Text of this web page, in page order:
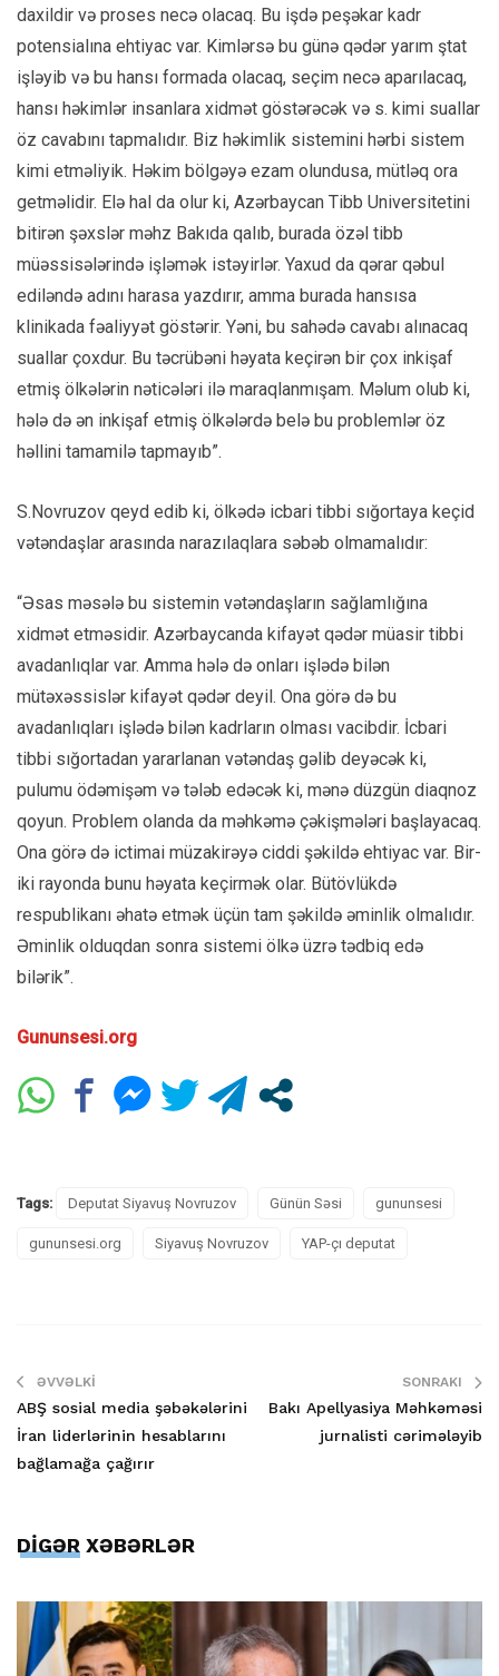
daxildir və proses necə olacaq. Bu işdə peşəkar kadr
potensialına ehtiyac var. Kimlərsə bu günə qədər yarım ştat
işləyib və bu hansı formada olacaq, seçim necə aparılacaq,
hansı həkimlər insanlara xidmət göstərəcək və s. kimi suallar
öz cavabını tapmalıdır. Biz həkimlik sistemini hərbi sistem
kimi etməliyik. Həkim bölgəyə ezam olundusa, mütləq ora
getməlidir. Elə hal da olur ki, Azərbaycan Tibb Universitetini
bitirən şəxslər məhz Bakıda qalıb, burada özəl tibb
müəssisələrində işləmək istəyirlər. Yaxud da qərar qəbul
ediləndə adını harasa yazdırır, amma burada hansısa
klinikada fəaliyyət göstərir. Yəni, bu sahədə cavabı alınacaq
suallar çoxdur. Bu təcrübəni həyata keçirən bir çox inkişaf
etmiş ölkələrin nəticələri ilə maraqlanmışam. Məlum olub ki,
hələ də ən inkişaf etmiş ölkələrdə belə bu problemlər öz
həllini tamamilə tapmayıb”.
S.Novruzov qeyd edib ki, ölkədə icbari tibbi sığortaya keçid
vətəndaşlar arasında narazılaqlara səbəb olmamalıdır:
“Əsas məsələ bu sistemin vətəndaşların sağlamlığına
xidmət etməsidir. Azərbaycanda kifayət qədər müasir tibbi
avadanlıqlar var. Amma hələ də onları işlədə bilən
mütəxəssislər kifayət qədər deyil. Ona görə də bu
avadanlıqları işlədə bilən kadrların olması vacibdir. İcbari
tibbi sığortadan yararlanan vətəndaş gəlib deyəcək ki,
pulumu ödəmişəm və tələb edəcək ki, mənə düzgün diaqnoz
qoyun. Problem olanda da məhkəmə çəkişmələri başlayacaq.
Ona görə də ictimai müzakirəyə ciddi şəkildə ehtiyac var. Bir-
iki rayonda bunu həyata keçirmək olar. Bütövlükdə
respublikanı əhatə etmək üçün tam şəkildə əminlik olmalıdır.
Əminlik olduqdan sonra sistemi ölkə üzrə tədbiq edə
bilərik”.
Gununsesi.org
Tags: Deputat Siyavuş Novruzov Günün Səsi gununsesi
gununsesi.org Siyavuş Novruzov YAP-çı deputat
ƏVVƏLKI
ABŞ sosial media şəbəkələrini
İran liderlərinin hesablarını
bağlamağa çağırır
SONRAKI
Bakı Apellyasiya Məhkəməsi
jurnalisti cərimələyib
DİGƏR XƏBƏRLƏR